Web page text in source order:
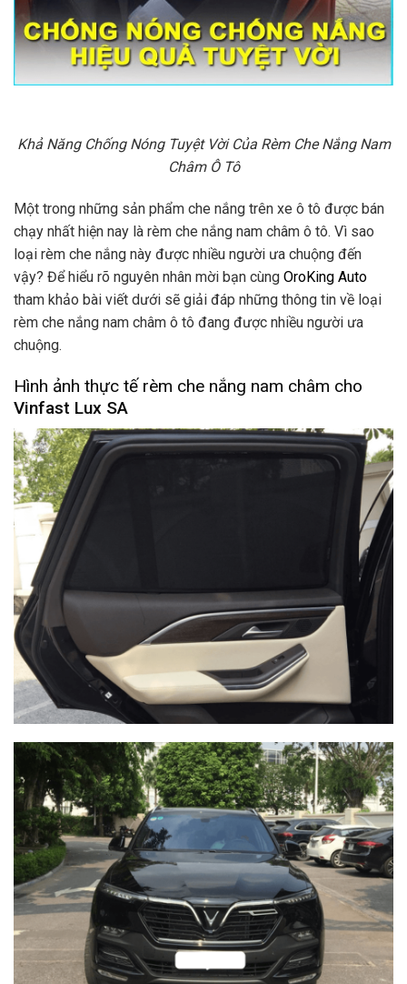
Khả Năng Chống Nóng Tuyệt Vời Của Rèm Che Nắng Nam
Châm Ô Tô
Một trong những sản phẩm che nắng trên xe ô tô được bán
chạy nhất hiện nay là rèm che nắng nam châm ô tô. Vì sao
loại rèm che nắng này được nhiều người ưa chuộng đến
vậy? Để hiểu rõ nguyên nhân mời bạn cùng OroKing Auto
tham khảo bài viết dưới sẽ giải đáp những thông tin về loại
rèm che nắng nam châm ô tô đang được nhiều người ưa
chuộng.
Hình ảnh thực tế rèm che nắng nam châm cho
Vinfast Lux SA